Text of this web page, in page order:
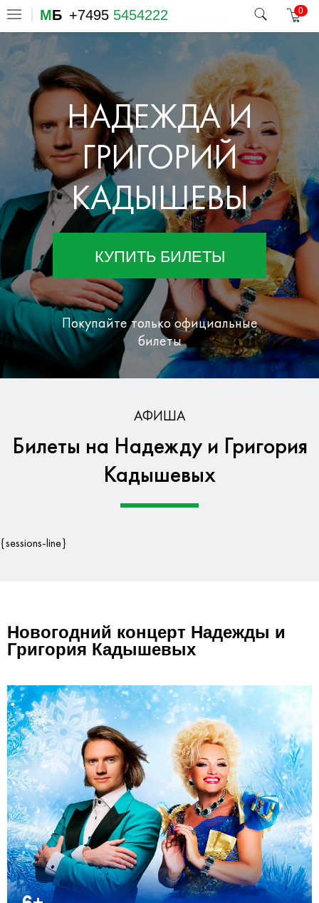
МБ +7495 5454222 0
НАДЕЖДА И
ГРИГОРИЙ
КАДЫШЕВЫ
КУПИТЬ БИЛЕТЫ
Покупайте только официальные
билеты
Гарантия безопасности данных
АФИША
Билеты на Надежду и Григория
Кадышевых
{sessions-line}
Новогодний концерт Надежды и
Григория Кадышевых